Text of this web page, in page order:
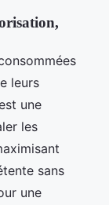
leurs
une
les
sans
une